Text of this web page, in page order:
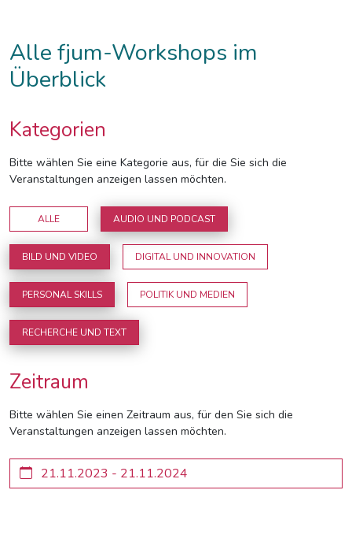
Alle fjum-Workshops im
Überblick
Kategorien
Bitte wählen Sie eine Kategorie aus, für die Sie sich die
Veranstaltungen anzeigen lassen möchten.
ALLE AUDIO UND PODCAST
BILD UND VIDEO DIGITAL UND INNOVATION
PERSONAL SKILLS POLITIK UND MEDIEN
RECHERCHE UND TEXT
Zeitraum
Bitte wählen Sie einen Zeitraum aus, für den Sie sich die
Veranstaltungen anzeigen lassen möchten.